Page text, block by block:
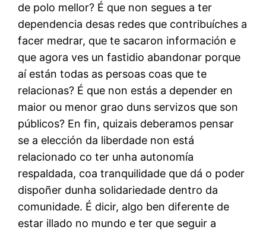
de polo mellor? É que non segues a ter
dependencia desas redes que contribuíches a
facer medrar, que te sacaron información e
que agora ves un fastidio abandonar porque
aí están todas as persoas coas que te
relacionas? É que non estás a depender en
maior ou menor grao duns servizos que son
públicos? En fin, quizais deberamos pensar
se a elección da liberdade non está
relacionado co ter unha autonomía
respaldada, coa tranquilidade que dá o poder
dispoñer dunha solidariedade dentro da
comunidade. É dicir, algo ben diferente de
estar illado no mundo e ter que seguir a